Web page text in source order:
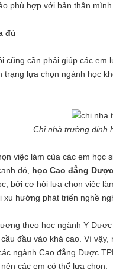
phù hợp với bản thân
đủ
cũng cần phải giúp các
lựa chọn ngành học
Chỉ nhà trường định
việc làm của các em học
đó, học Cao đẳng Dược
bởi cơ hội lựa chọn việc
hướng phát triển nghề
theo học ngành Y
đầu vào khá cao. Vì
ngành Cao đẳng Dược
các em có thể lựa chọn.